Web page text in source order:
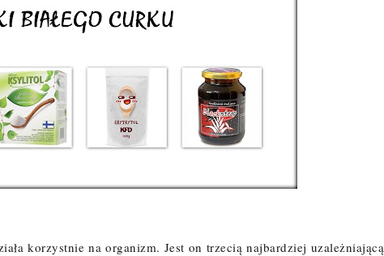
korzystnie na organizm. Jest on trzecią najbardziej uzależniającą